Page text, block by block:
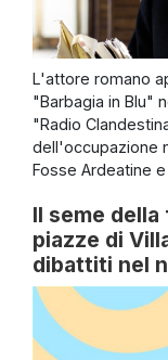
L'attore romano
"Barbagia in Blu"
"Radio
dell'occupazione
Fosse Ardeatine
Il seme
piazze di
dibattiti nel